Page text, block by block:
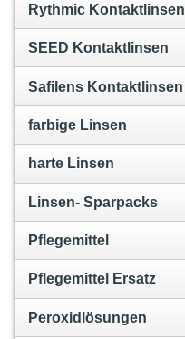
Rythmic Kontaktlinsen
SEED Kontaktlinsen
Safilens Kontaktlinsen
farbige Linsen
harte Linsen
Linsen- Sparpacks
Pflegemittel
Pflegemittel Ersatz
Peroxidlösungen